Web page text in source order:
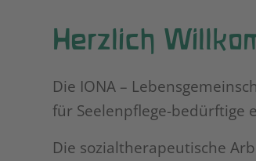
Herzlich
Die IONA –
für Seelenpflege-bedürftige
Die sozialtherapeutische